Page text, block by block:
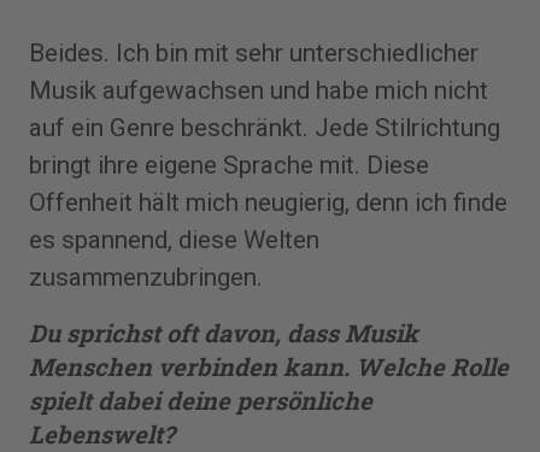
Beides. Ich bin mit sehr unterschiedlicher
Musik aufgewachsen und habe mich nicht
auf ein Genre beschränkt. Jede Stilrichtung
bringt ihre eigene Sprache mit. Diese
Offenheit hält mich neugierig, denn ich finde
es spannend, diese Welten
zusammenzubringen.
Du sprichst oft davon, dass Musik
Menschen verbinden kann. Welche Rolle
spielt dabei deine persönliche
Lebenswelt?